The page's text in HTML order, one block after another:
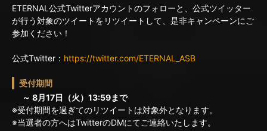
ETERNAL公式Twitterアカウントのフォローと、公式ツイッター
が行う対象のツイートをリツイートして、是非キャンペーンにご
参加ください！
公式Twitter： https://twitter.com/ETERNAL_ASB
受付期間
～ 8月17日（火）13:59まで
※受付期間を過ぎてのリツイートは対象外となります。
※当選者の方へはTwitterのDMにてご連絡いたします。